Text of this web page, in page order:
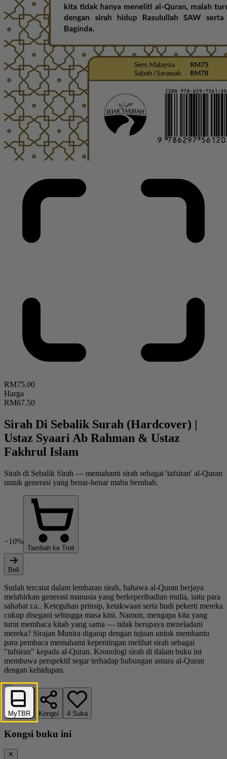
RM75.00
Harga
RM67.50
Sirah Di Sebalik Surah (Hardcover) |
Ustaz Syaari Ab Rahman & Ustaz
Fakhrul Islam
Sirah di Sebalik Sirah — memahami sirah sebagai 'tafsiran' al-Quran
untuk generasi yang benar-benar mahu berubah.
−10%
Tambah ke Troli
Beli
Sudah tercatat dalam lembaran sirah, bahawa al-Quran berjaya
melahirkan generasi manusia yang berkeperibadian mulia, iaitu para
sahabat r.a.. Keteguhan prinsip, ketakwaan serta budi pekerti mereka
cukup disegani sehingga masa kini. Namun, mengapa kita yang
turut membaca kitab yang sama — tidak berupaya meneladani
mereka? Sirajan Munira digarap dengan tujuan untuk membantu
para pembaca memahami kepentingan melihat sirah sebagai
"tafsiran" kepada al-Quran. Kronologi sirah di dalam buku ini
membawa perspektif segar terhadap hubungan antara al-Quran
dengan kehidupan.
MyTBR Kongsi 4 Suka
Kongsi buku ini
✕